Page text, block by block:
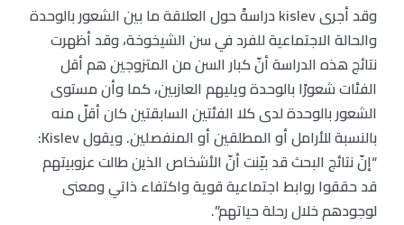
وقد أجرى kislev دراسةً حول العلاقة ما بين الشعور بالوحدة
والحالة الاجتماعية للفرد في سن الشيخوخة، وقد أظهرت
نتائج هذه الدراسة أنّ كبار السن من المتزوجين هم أقل
الفئات شعورًا بالوحدة ويليهم العازبين، كما وأن مستوى
الشعور بالوحدة لدى كلا الفئتين السابقتين كان أقلّ منه
بالنسبة للأرامل أو المطلقين أو المنفصلين. ويقول Kislev:
“إنّ نتائج البحث قد بيّنت أنّ الأشخاص الذين طالت عزوبيتهم
قد حققوا روابط اجتماعية قوية واكتفاء ذاتي ومعنى
لوجودهم خلال رحلة حياتهم”.